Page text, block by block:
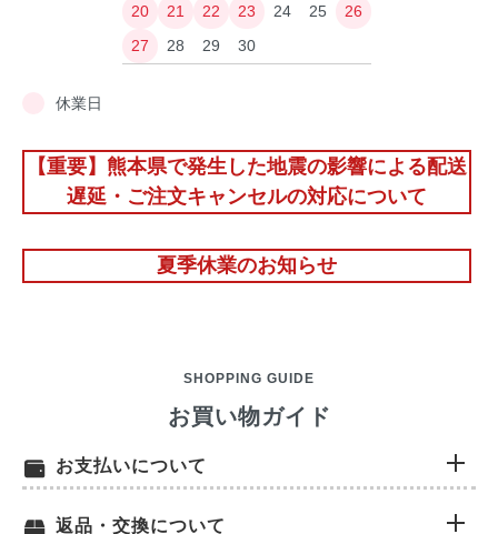
20
21 22 23 24 25
26
27
28 29 30
休業日
【重要】熊本県で発生した地震の影響による配送
遅延・ご注文キャンセルの対応について
夏季休業のお知らせ
SHOPPING GUIDE
お買い物ガイド
お支払いについて
返品・交換について